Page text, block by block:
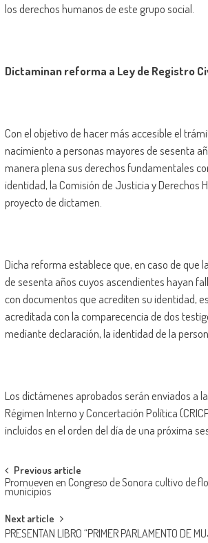
los derechos humanos de este grupo social.
Dictaminan reforma a Ley de Registro
Con el objetivo de hacer más accesible el
nacimiento a personas mayores de sesenta
manera plena sus derechos fundamentales
identidad, la Comisión de Justicia y Derechos
proyecto de dictamen.
Dicha reforma establece que, en caso de que
de sesenta años cuyos ascendientes hayan
con documentos que acrediten su identidad,
acreditada con la comparecencia de dos
mediante declaración, la identidad de la
Los dictámenes aprobados serán enviados a
Régimen Interno y Concertación Política
incluidos en el orden del día de una próxima
Post
navigation
Previous article
Promueven en Congreso de Sonora cultivo de
municipios
Next article
PRESENTAN LIBRO “PRIMER PARLAMENTO DE